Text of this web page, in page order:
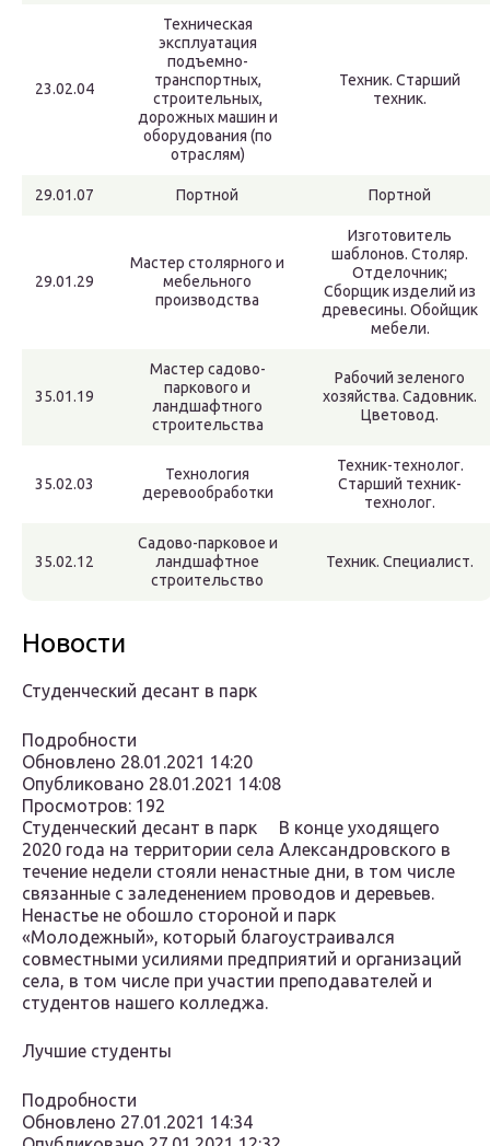
23.02.04
Техническая
эксплуатация
подъемно-
транспортных,
строительных,
дорожных машин и
оборудования (по
отраслям)
Техник. Старший
техник.
29.01.07 Портной Портной
29.01.29
Мастер столярного и
мебельного
производства
Изготовитель
шаблонов. Столяр.
Отделочник;
Сборщик изделий из
древесины. Обойщик
мебели.
35.01.19
Мастер садово-
паркового и
ландшафтного
строительства
Рабочий зеленого
хозяйства. Садовник.
Цветовод.
35.02.03
Технология
деревообработки
Техник-технолог.
Старший техник-
технолог.
35.02.12
Садово-парковое и
ландшафтное
строительство
Техник. Специалист.
Новости
Студенческий десант в парк
Подробности
Обновлено 28.01.2021 14:20
Опубликовано 28.01.2021 14:08
Просмотров: 192
Студенческий десант в парк В конце уходящего
2020 года на территории села Александровского в
течение недели стояли ненастные дни, в том числе
связанные с заледенением проводов и деревьев.
Ненастье не обошло стороной и парк
«Молодежный», который благоустраивался
совместными усилиями предприятий и организаций
села, в том числе при участии преподавателей и
студентов нашего колледжа.
Лучшие студенты
Подробности
Обновлено 27.01.2021 14:34